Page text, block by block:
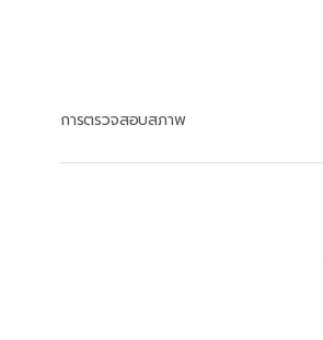
การตรวจสอบสภาพ